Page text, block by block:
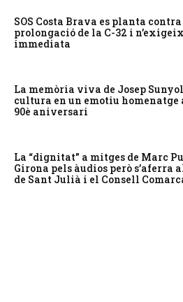
SOS Costa Brava es planta
prolongació de la C-32 i
immediata
La memòria viva de Josep
cultura en un emotiu homenatge
90è aniversari
La “dignitat” a mitges de Marc
Girona pels àudios però s’aferra
de Sant Julià i el Consell